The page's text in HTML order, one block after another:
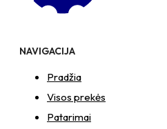
sumažinimo
N8S
NAVIGACIJA
Pradžia
Visos prekės
Patarimai